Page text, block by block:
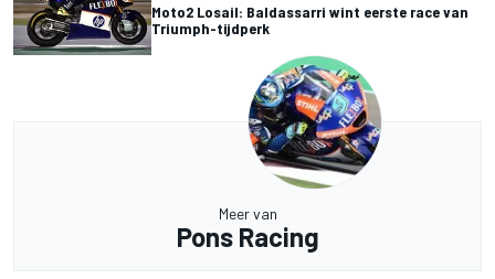
Moto2 Losail: Baldassarri wint eerste race van
Triumph-tijdperk
Meer van
Pons Racing